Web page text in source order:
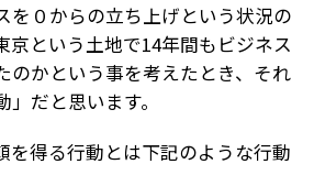
を０からの立ち上げという状況の
京という土地で14年間もビジネス
のかという事を考えたとき、それ
だと思います。
を得る行動とは下記のような行動